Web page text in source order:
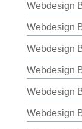
Webdesign
Webdesign
Webdesign
Webdesign
Webdesign
Webdesign